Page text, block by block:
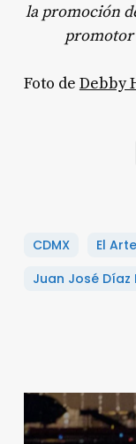
la promoción
promotor
Foto de Debby
CDMX
El
Juan José